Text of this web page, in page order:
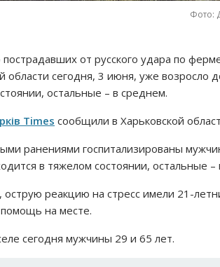
Фото:
пострадавших от русского удара по
области сегодня, 3 июня, уже возросло
остальные – в среднем.
Times сообщили в Харьковской
ранениями госпитализированы
в тяжелом состоянии, остальные
острую реакцию на стресс имели 21-
на месте.
сегодня мужчины 29 и 65 лет.